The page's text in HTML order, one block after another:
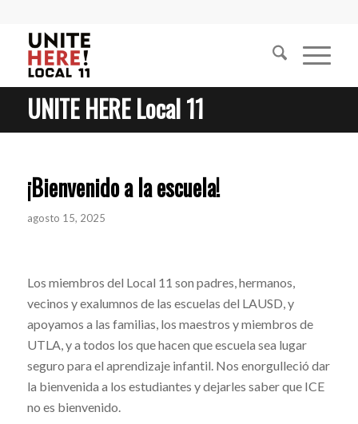
UNITE HERE Local 11
¡Bienvenido a la escuela!
agosto 15, 2025
Los miembros del Local 11 son padres, hermanos,
vecinos y exalumnos de las escuelas del LAUSD, y
apoyamos a las familias, los maestros y miembros de
UTLA, y a todos los que hacen que escuela sea lugar
seguro para el aprendizaje infantil. Nos enorgulleció dar
la bienvenida a los estudiantes y dejarles saber que ICE
no es bienvenido.